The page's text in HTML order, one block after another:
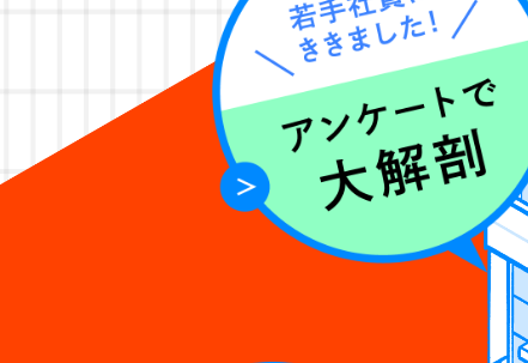
インテリジェントシ
クリエイティブな仕事ができる
魅力だと考えています。プロジ
り、より多くのお客様に楽し
ていく傾向が強くあります。仮